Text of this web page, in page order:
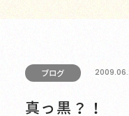
ブログ
真っ黒？！